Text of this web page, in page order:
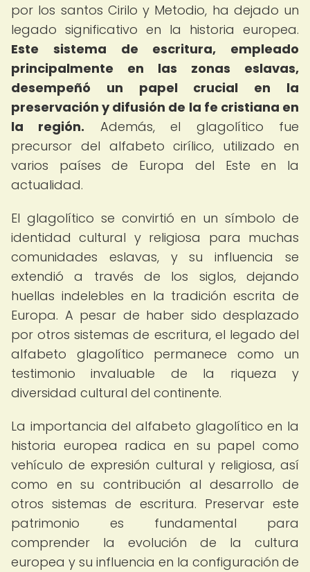
por los santos Cirilo y Metodio, ha dejado un
legado significativo en la historia europea.
Este sistema de escritura, empleado
principalmente en las zonas eslavas,
desempeñó un papel crucial en la
preservación y difusión de la fe cristiana en
la región. Además, el glagolítico fue
precursor del alfabeto cirílico, utilizado en
varios países de Europa del Este en la
actualidad.
El glagolítico se convirtió en un símbolo de
identidad cultural y religiosa para muchas
comunidades eslavas, y su influencia se
extendió a través de los siglos, dejando
huellas indelebles en la tradición escrita de
Europa. A pesar de haber sido desplazado
por otros sistemas de escritura, el legado del
alfabeto glagolítico permanece como un
testimonio invaluable de la riqueza y
diversidad cultural del continente.
La importancia del alfabeto glagolítico en la
historia europea radica en su papel como
vehículo de expresión cultural y religiosa, así
como en su contribución al desarrollo de
otros sistemas de escritura. Preservar este
patrimonio es fundamental para
comprender la evolución de la cultura
europea y su influencia en la configuración de